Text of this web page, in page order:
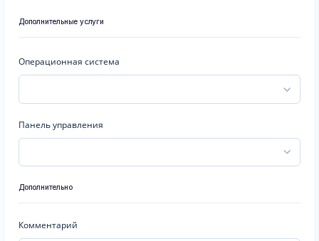
Дополнительные услуги
Операционная система
Панель управления
Дополнительно
Комментарий